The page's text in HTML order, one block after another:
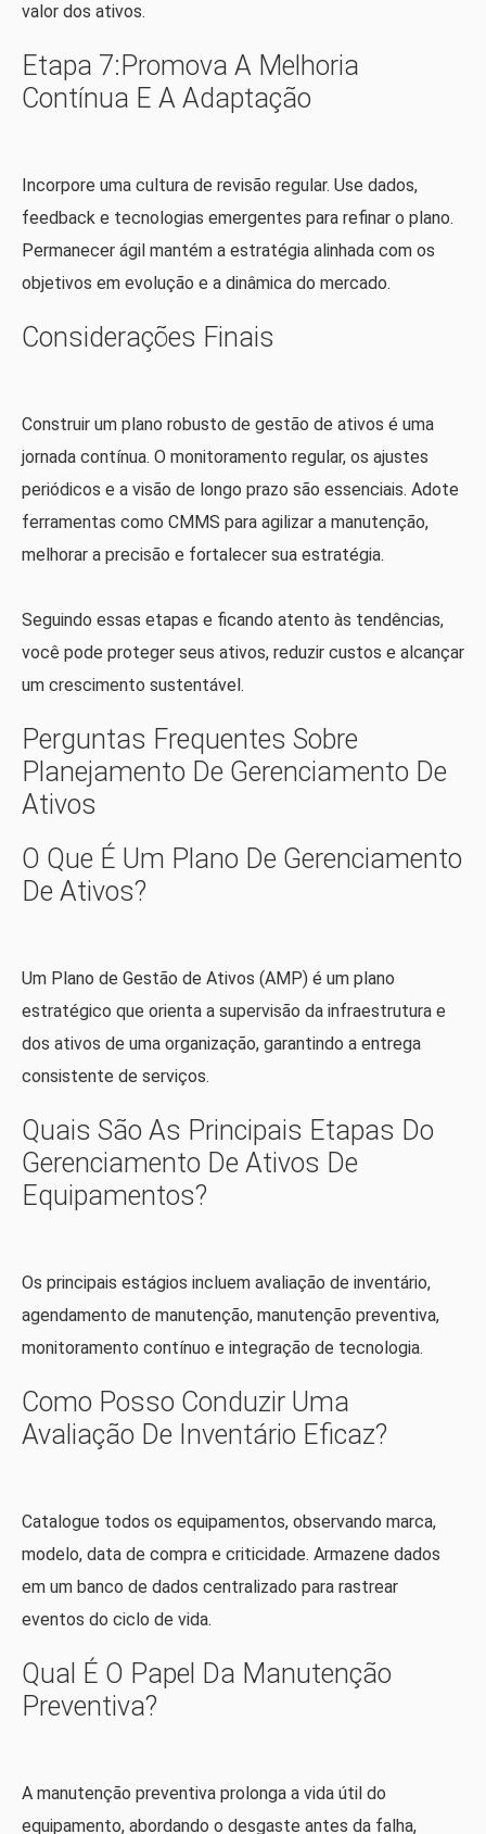
valor dos ativos.
Etapa 7:Promova A Melhoria
Contínua E A Adaptação
Incorpore uma cultura de revisão regular. Use dados,
feedback e tecnologias emergentes para refinar o plano.
Permanecer ágil mantém a estratégia alinhada com os
objetivos em evolução e a dinâmica do mercado.
Considerações Finais
Construir um plano robusto de gestão de ativos é uma
jornada contínua. O monitoramento regular, os ajustes
periódicos e a visão de longo prazo são essenciais. Adote
ferramentas como CMMS para agilizar a manutenção,
melhorar a precisão e fortalecer sua estratégia.
Seguindo essas etapas e ficando atento às tendências,
você pode proteger seus ativos, reduzir custos e alcançar
um crescimento sustentável.
Perguntas Frequentes Sobre
Planejamento De Gerenciamento De
Ativos
O Que É Um Plano De Gerenciamento
De Ativos?
Um Plano de Gestão de Ativos (AMP) é um plano
estratégico que orienta a supervisão da infraestrutura e
dos ativos de uma organização, garantindo a entrega
consistente de serviços.
Quais São As Principais Etapas Do
Gerenciamento De Ativos De
Equipamentos?
Os principais estágios incluem avaliação de inventário,
agendamento de manutenção, manutenção preventiva,
monitoramento contínuo e integração de tecnologia.
Como Posso Conduzir Uma
Avaliação De Inventário Eficaz?
Catalogue todos os equipamentos, observando marca,
modelo, data de compra e criticidade. Armazene dados
em um banco de dados centralizado para rastrear
eventos do ciclo de vida.
Qual É O Papel Da Manutenção
Preventiva?
A manutenção preventiva prolonga a vida útil do
equipamento, abordando o desgaste antes da falha,